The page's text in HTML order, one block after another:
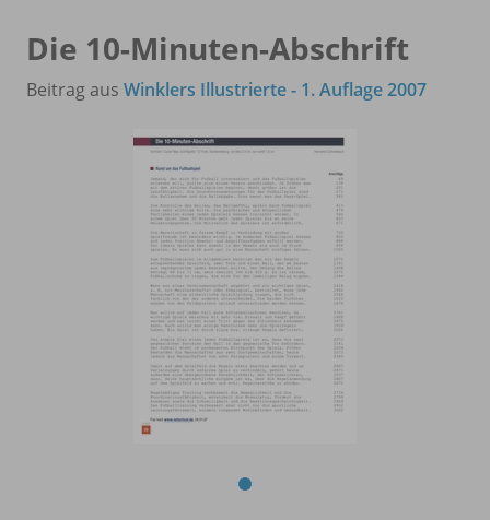
Die 10-Minuten-Abschrift
Beitrag aus Winklers Illustrierte - 1. Auflage 2007